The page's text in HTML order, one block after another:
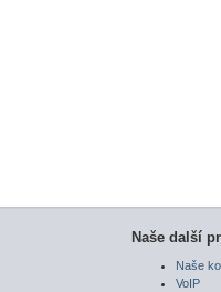
Naše další
Naše
VoIP